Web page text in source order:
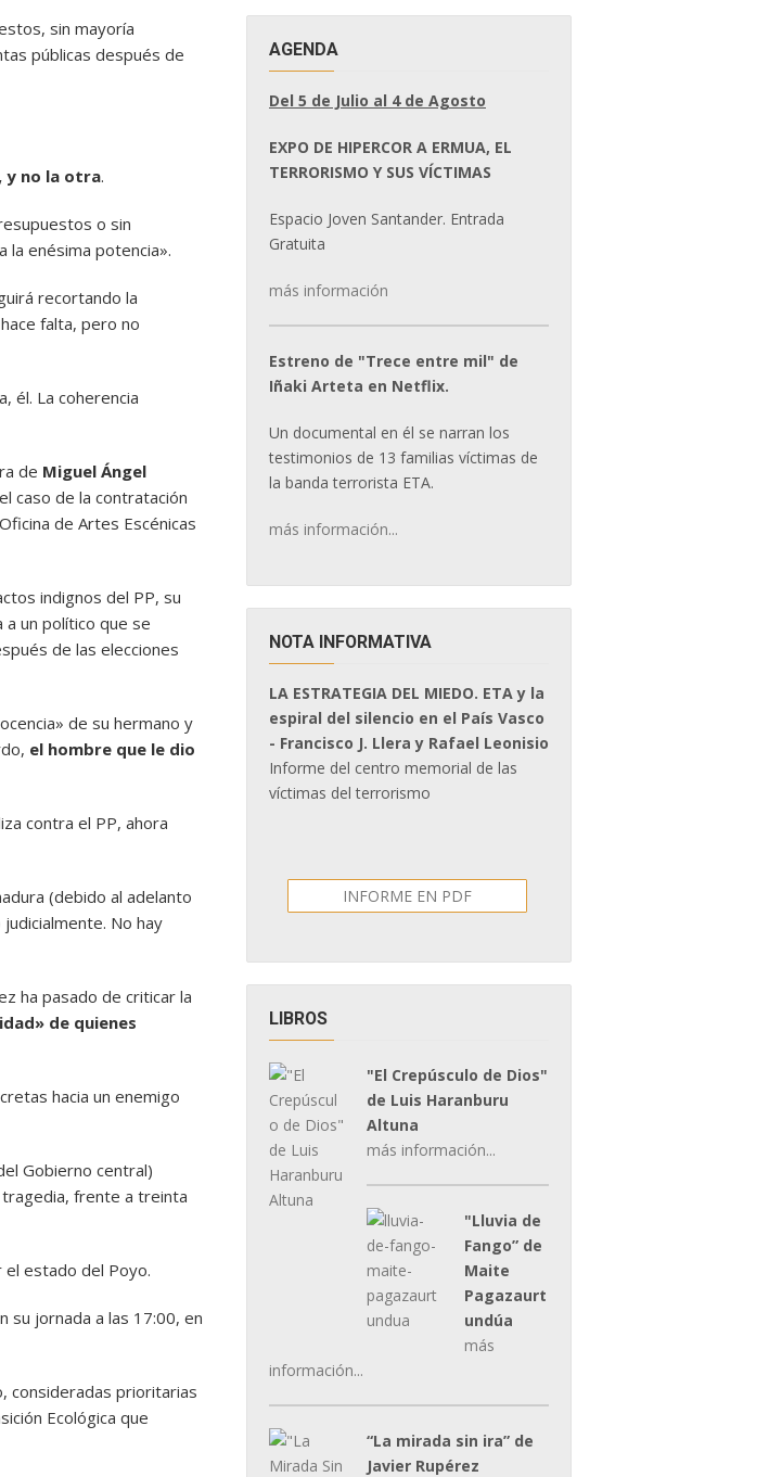
sin mayoría
públicas después de
y no la otra.
o sin
la enésima potencia».
recortando la
falta, pero no
él. La coherencia
de Miguel Ángel
caso de la contratación
de Artes Escénicas
indignos del PP, su
un político que se
de las elecciones
de su hermano y
el hombre que le dio
contra el PP, ahora
(debido al adelanto
No hay
ha pasado de criticar la
de quienes
hacia un enemigo
Gobierno central)
frente a treinta
el estado del Poyo.
su jornada a las 17:00, en
consideradas prioritarias
Ecológica que
AGENDA
Del 5 de Julio al 4 de Agosto
EXPO DE HIPERCOR A ERMUA, EL
TERRORISMO Y SUS VÍCTIMAS
Espacio Joven Santander. Entrada
Gratuita
más información
Estreno de "Trece entre mil" de
Iñaki Arteta en Netflix.
Un documental en él se narran los
testimonios de 13 familias víctimas de
la banda terrorista ETA.
más información...
NOTA INFORMATIVA
LA ESTRATEGIA DEL MIEDO. ETA y la
espiral del silencio en el País Vasco
- Francisco J. Llera y Rafael Leonisio
Informe del centro memorial de las
víctimas del terrorismo
INFORME EN PDF
LIBROS
"El Crepúsculo de Dios"
de Luis Haranburu
Altuna
más información...
"Lluvia de
Fango” de
Maite
Pagazaurt
undúa
más
información...
“La mirada sin ira” de
Javier Rupérez